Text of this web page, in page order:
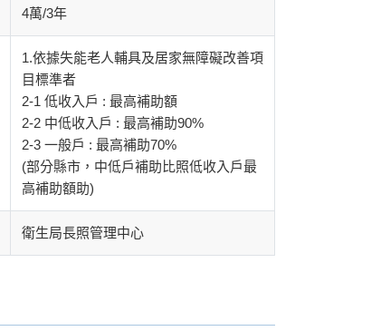
4萬/3年
1.依據失能老人輔具及居家無障礙改善項
目標準者
2-1 低收入戶 : 最高補助額
2-2 中低收入戶 : 最高補助90%
2-3 一般戶 : 最高補助70%
(部分縣市，中低戶補助比照低收入戶最
高補助額助)
衛生局長照管理中心